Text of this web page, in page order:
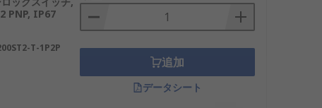
例や適合条件の確認が重要です。
ー、リレー、制御盤部品を幅広く扱っています。国内設備の
メーカーです。ロック付きインターロックスイッチや高い安
PNP, IP67
T-1P2P
追加
データシート